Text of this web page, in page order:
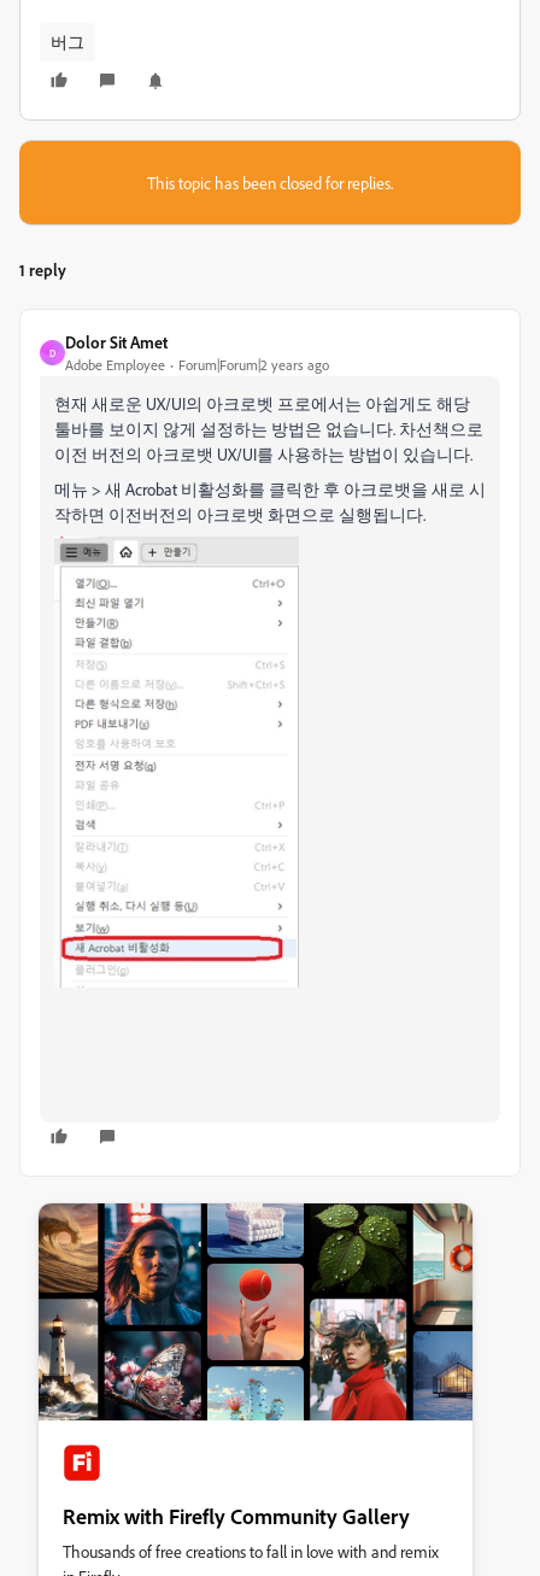
버그
This topic has been closed for replies.
1 reply
D
Dolor Sit Amet
Adobe Employee Forum|Forum|2 years ago
현재 새로운 UX/UI의 아크로벳 프로에서는 아쉽게도 해당
툴바를 보이지 않게 설정하는 방법은 없습니다. 차선책으로
이전 버전의 아크로뱃 UX/UI를 사용하는 방법이 있습니다.
메뉴 > 새 Acrobat 비활성화를 클릭한 후 아크로뱃을 새로 시
작하면 이전버전의 아크로뱃 화면으로 실행됩니다.
Remix with Firefly Community Gallery
Thousands of free creations to fall in love with and remix